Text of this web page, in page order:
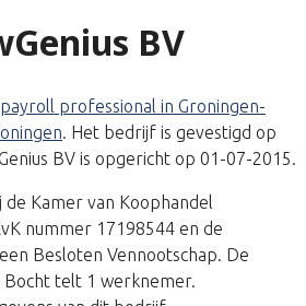
BV
payroll professional in Groningen-
. Het bedrijf is gevestigd op
BV is opgericht op 01-07-2015.
Kamer van Koophandel
nummer 17198544 en de
Besloten Vennootschap. De
Bocht telt 1 werknemer.